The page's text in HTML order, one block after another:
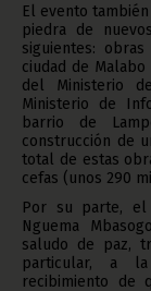
El evento
piedra de
siguientes:
ciudad de
del Ministerio
Ministerio de
barrio de
construcción de
total de estas
cefas (unos 290
Por su parte, el
Nguema
saludo de paz,
particular, a la
recibimiento de